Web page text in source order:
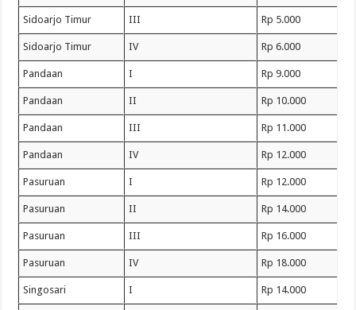
Sidoarjo Timur III Rp 5.000
Sidoarjo Timur IV Rp 6.000
Pandaan I Rp 9.000
Pandaan II Rp 10.000
Pandaan III Rp 11.000
Pandaan IV Rp 12.000
Pasuruan I Rp 12.000
Pasuruan II Rp 14.000
Pasuruan III Rp 16.000
Pasuruan IV Rp 18.000
Singosari I Rp 14.000